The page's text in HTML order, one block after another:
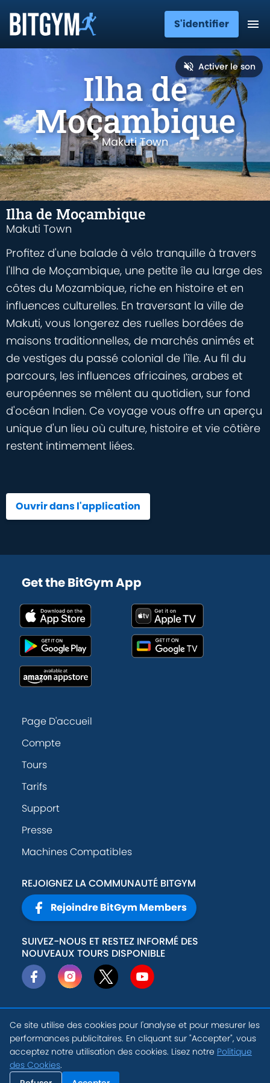
S'identifier
Activer le son
Ilha de
Moçambique
Makuti Town
Ilha de Moçambique
Makuti Town
Profitez d'une balade à vélo tranquille à travers
l'Ilha de Moçambique, une petite île au large des
côtes du Mozambique, riche en histoire et en
influences culturelles. En traversant la ville de
Makuti, vous longerez des ruelles bordées de
maisons traditionnelles, de marchés animés et
de vestiges du passé colonial de l'île. Au fil du
parcours, les influences africaines, arabes et
européennes se mêlent au quotidien, sur fond
d'océan Indien. Ce voyage vous offre un aperçu
unique d'un lieu où culture, histoire et vie côtière
restent intimement liées.
Ouvrir dans l'application
Get the BitGym App
Page D'accueil
Compte
Tours
Tarifs
Support
Presse
Machines Compatibles
REJOIGNEZ LA COMMUNAUTÉ BITGYM
Rejoindre BitGym Members
SUIVEZ-NOUS ET RESTEZ INFORMÉ DES
NOUVEAUX TOURS DISPONIBLE
© 2026Active
Theory, Inc.
Politique de
confidentialité
Conditions
FR
Ce site utilise des cookies pour l'analyse et pour mesurer les
performances publicitaires. En cliquant sur "Accepter", vous
acceptez notre utilisation des cookies. Lisez notre Politique
des Cookies.